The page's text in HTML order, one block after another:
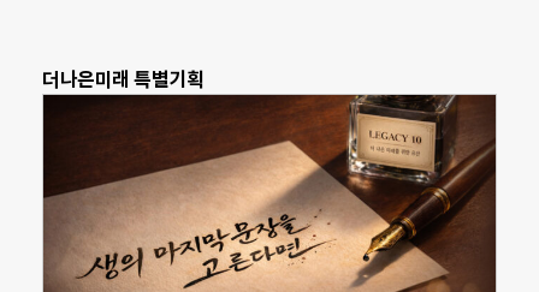
더나은미래 특별기획